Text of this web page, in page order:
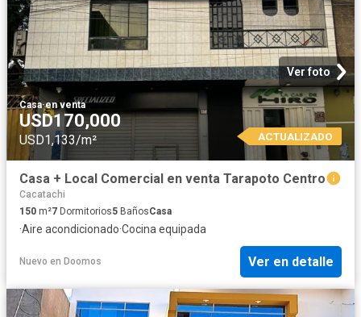
Ver foto
Casa·en venta
USD170,000
USD1,133/m² ACTUALIZADO
Casa + Local Comercial en venta Tarapoto Centro
Cacatachi
150 m²7 Dormitorios5 BañosCasa
·Aire acondicionado·Cocina equipada
Nuevo en Doomos Ver en detalle